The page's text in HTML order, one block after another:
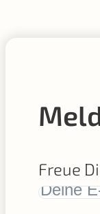
Freue